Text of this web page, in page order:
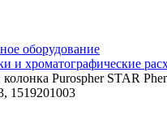
оборудование
и хроматографические
Purospher STAR
1519201003